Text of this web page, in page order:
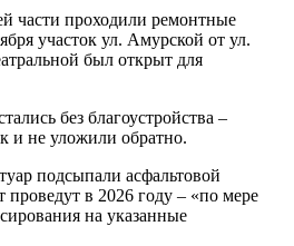
части проходили ремонтные
участок ул. Амурской от ул.
был открыт для
без благоустройства –
и не уложили обратно.
подсыпали асфальтовой
в 2026 году – «по мере
на указанные